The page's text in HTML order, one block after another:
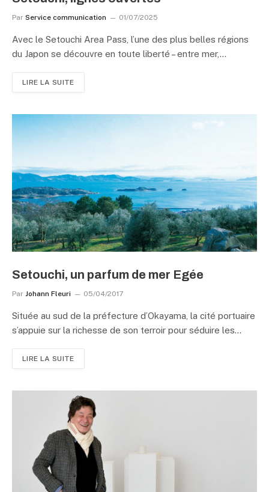
Par Service communication 01/07/2025
Avec le Setouchi Area Pass, l’une des plus belles régions
du Japon se découvre en toute liberté – entre mer,…
LIRE LA SUITE
Setouchi, un parfum de mer Egée
Par Johann Fleuri 05/04/2017
Située au sud de la préfecture d’Okayama, la cité portuaire
s’appuie sur la richesse de son terroir pour séduire les…
LIRE LA SUITE